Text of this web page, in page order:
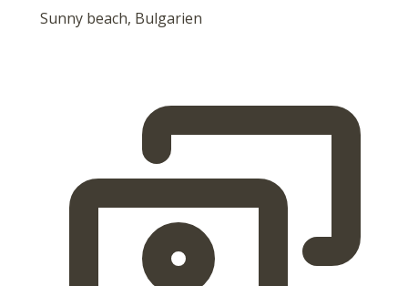
Sunny beach, Bulgarien